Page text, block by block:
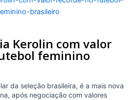
Kerolin com valor
feminino
da seleção brasileira, é a mais nova
após negociação com valores